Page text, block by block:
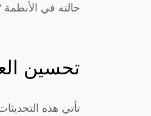
حالته في
تحسين
تأتي هذه